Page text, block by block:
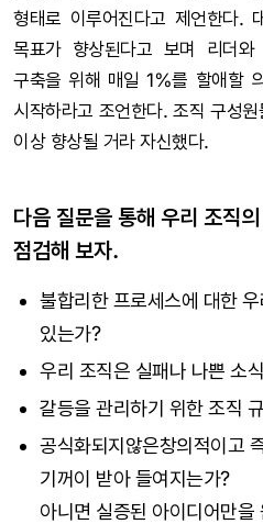
형태로 이루어진다고 제언한다.
목표가 향상된다고 보며 리더
구축을 위해 매일 1%를 할애할
시작하라고 조언한다. 조직 구성
이상 향상될 거라 자신했다.
다음 질문을 통해 우리 조직
점검해 보자.
불합리한 프로세스에 대한
있는가?
우리 조직은 실패나 나쁜 소
갈등을 관리하기 위한 조직
공식화되지않은창의적이고
기꺼이 받아 들여지는가?
아니면 실증된 아이디어만을